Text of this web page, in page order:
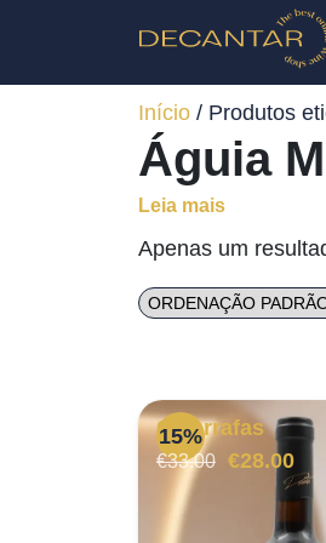
Início / Produtos
Águia
Leia mais
Apenas um
15%
6 Garrafas
€33.00 O
preço
original
€28.00O